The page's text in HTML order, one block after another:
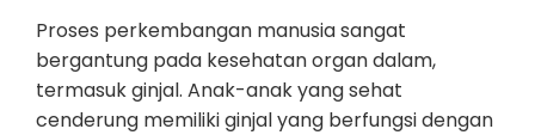
Proses perkembangan manusia sangat
bergantung pada kesehatan organ dalam,
termasuk ginjal. Anak-anak yang sehat
cenderung memiliki ginjal yang berfungsi dengan